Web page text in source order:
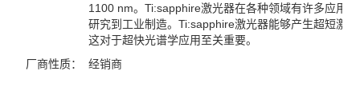
查看全部 >>
1100 nm。Ti:sapphire激光器在各种领域有许多应用
研究到工业制造。Ti:sapphire激光器能够产生超短激
这对于超快光谱学应用至关重要。
厂商性质：
经销商